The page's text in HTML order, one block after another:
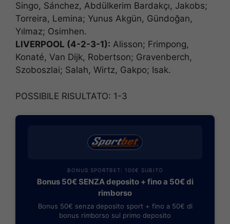
Singo, Sánchez, Abdülkerim Bardakçı, Jakobs;
Torreira, Lemina; Yunus Akgün, Gündoğan,
Yılmaz; Osimhen.
LIVERPOOL (4-2-3-1): Alisson; Frimpong,
Konaté, Van Dijk, Robertson; Gravenberch,
Szoboszlai; Salah, Wirtz, Gakpo; Isak.
POSSIBILE RISULTATO: 1-3
BONUS SPORTBET: 100€ SUBITO
Bonus 50€ SENZA deposito + fino a 50€ di
rimborso
Bonus 50€ senza deposito sport + fino a 50€ di
bonus rimborso sul primo deposito